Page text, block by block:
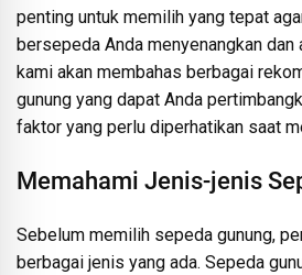
penting untuk memilih yang tepat
bersepeda Anda menyenangkan dan
kami akan membahas berbagai
gunung yang dapat Anda
faktor yang perlu diperhatikan saat
Memahami Jenis-jenis
Sebelum memilih sepeda gunung,
berbagai jenis yang ada. Sepeda